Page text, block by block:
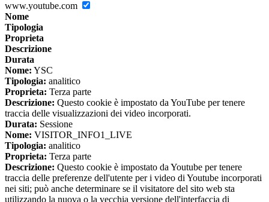
www.youtube.com
Nome
Tipologia
Proprieta
Descrizione
Durata
Nome: YSC
Tipologia: analitico
Proprieta: Terza parte
Descrizione: Questo cookie è impostato da YouTube per tenere
traccia delle visualizzazioni dei video incorporati.
Durata: Sessione
Nome: VISITOR_INFO1_LIVE
Tipologia: analitico
Proprieta: Terza parte
Descrizione: Questo cookie è impostato da Youtube per tenere
traccia delle preferenze dell'utente per i video di Youtube incorporati
nei siti; può anche determinare se il visitatore del sito web sta
utilizzando la nuova o la vecchia versione dell'interfaccia di